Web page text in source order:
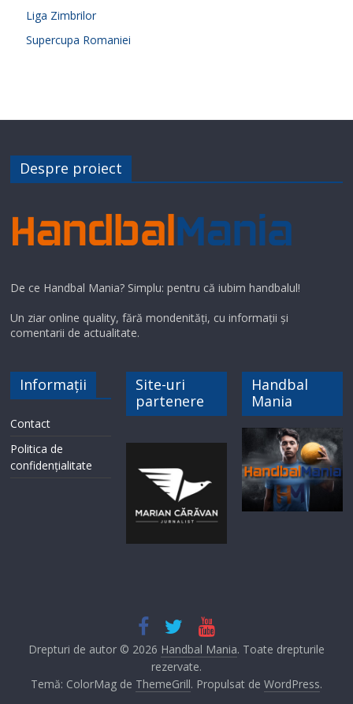
Liga Zimbrilor
Supercupa Romaniei
Despre proiect
De ce Handbal Mania? Simplu: pentru că iubim handbalul!
Un ziar online quality, fără mondenități, cu informații și
comentarii de actualitate.
Informații
Contact
Politica de
confidențialitate
Site-uri
partenere
Handbal
Mania
Drepturi de autor © 2026 Handbal Mania. Toate drepturile
rezervate.
Temă: ColorMag de ThemeGrill. Propulsat de WordPress.